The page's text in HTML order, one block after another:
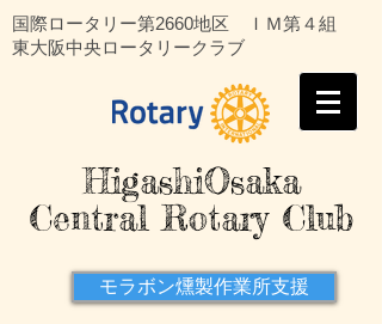
国際ロータリー第2660地区 ＩＭ第４組
東大阪中央ロータリークラブ
HigashiOsaka
Central Rotary Club
モラボン燻製作業所支援